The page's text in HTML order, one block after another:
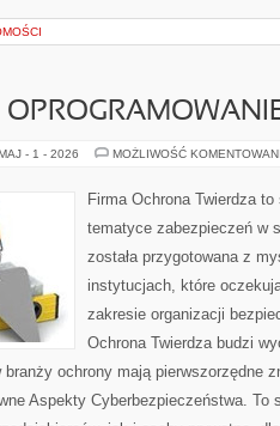
- 1 - 2026 MOŻLIWOŚĆ
Firma Ochrona Twierdza
tematyce zabezpieczeń w
została przygotowana z
instytucjach, które
zakresie organizacji
Ochrona Twierdza budzi
ochrony mają pierwszorzędne
Aspekty Cyberbezpieczeństwa. To